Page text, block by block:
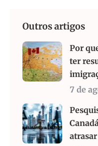
Outros artigos
Por
ter
7 de